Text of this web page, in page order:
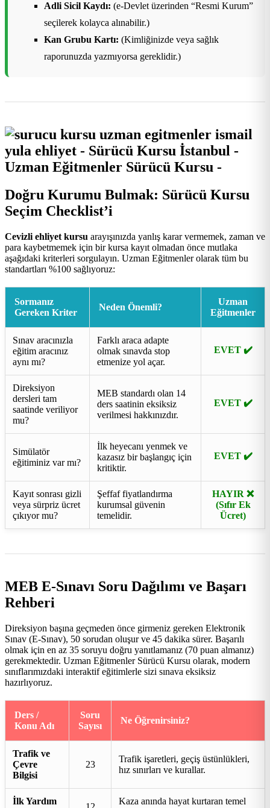
Adli Sicil Kaydı: (e-Devlet üzerinden “Resmi Kurum”
seçilerek kolayca alınabilir.)
Kan Grubu Kartı: (Kimliğinizde veya sağlık
raporunuzda yazmıyorsa gereklidir.)
Doğru Kurumu Bulmak: Sürücü Kursu
Seçim Checklist’i
Cevizli ehliyet kursu arayışınızda yanlış karar vermemek, zaman ve
para kaybetmemek için bir kursa kayıt olmadan önce mutlaka
aşağıdaki kriterleri sorgulayın. Uzman Eğitmenler olarak tüm bu
standartları %100 sağlıyoruz:
Sormanız
Gereken Kriter
Neden Önemli?
Uzman
Eğitmenler
Sınav aracınızla
eğitim aracınız
aynı mı?
Farklı araca adapte
olmak sınavda stop
etmenize yol açar.
EVET ✔️
Direksiyon
dersleri tam
saatinde veriliyor
mu?
MEB standardı olan 14
ders saatinin eksiksiz
verilmesi hakkınızdır.
EVET ✔️
Simülatör
eğitiminiz var mı?
İlk heyecanı yenmek ve
kazasız bir başlangıç için
kritiktir.
EVET ✔️
Kayıt sonrası gizli
veya sürpriz ücret
çıkıyor mu?
Şeffaf fiyatlandırma
kurumsal güvenin
temelidir.
HAYIR ❌
(Sıfır Ek
Ücret)
MEB E-Sınavı Soru Dağılımı ve Başarı
Rehberi
Direksiyon başına geçmeden önce girmeniz gereken Elektronik
Sınav (E-Sınav), 50 sorudan oluşur ve 45 dakika sürer. Başarılı
olmak için en az 35 soruyu doğru yanıtlamanız (70 puan almanız)
gerekmektedir. Uzman Eğitmenler Sürücü Kursu olarak, modern
sınıflarımızdaki interaktif eğitimlerle sizi sınava eksiksiz
hazırlıyoruz.
Ders /
Konu Adı
Soru
Sayısı
Ne Öğrenirsiniz?
Trafik ve
Çevre
Bilgisi
23
Trafik işaretleri, geçiş üstünlükleri,
hız sınırları ve kurallar.
İlk Yardım
Kaza anında hayat kurtaran temel